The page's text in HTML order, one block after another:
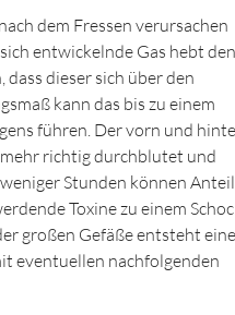
dem Fressen verursachen
entwickelnde Gas hebt den
dieser sich über den
kann das bis zu einem
führen. Der vorn und
richtig durchblutet und
Stunden können
Toxine zu einem
großen Gefäße entsteht eine
eventuellen nachfolgenden